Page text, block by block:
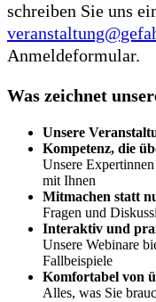
schreiben Sie uns
Anmeldeformular.
Was zeichnet
Unsere
Kompetenz, die
Unsere
mit Ihnen
Mitmachen statt
Fragen und
Interaktiv und
Unsere Webinare
Fallbeispiele
Komfortabel von
Alles, was Sie